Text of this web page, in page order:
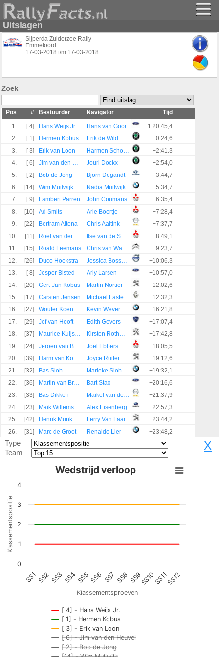
Uitslagen
Sijperda Zuiderzee Rally
Emmeloord
17-03-2018 t/m 17-03-2018
Zoek
Pos # Bestuurder Navigator
Tijd
1.
[ 4] Hans Weijs Jr. Hans van Goor
1:20:45,4
2.
[ 1] Hermen Kobus Erik de Wild
+0:24,6
3.
[ 3] Erik van Loon Harmen Scholtalbers
+2:41,3
4.
[ 6] Jim van den Heuvel Jouri Dockx
+2:54,0
5.
[ 2] Bob de Jong Bjorn Degandt
+3:44,7
6.
[14] Wim Muilwijk Nadia Muilwijk
+5:34,7
7.
[ 9] Lambert Parren John Coumans
+6:35,4
8.
[10] Ad Smits Arie Boertje
+7:28,4
9.
[22] Bertram Altena Chris Aaltink
+7:37,7
10.
[11] Roel van der Zanden Ilse van de Sande
+8:49,1
11.
[15] Roald Leemans Chris van Waardenburg
+9:23,7
12.
[26] Duco Hoekstra Jessica Bosscha
+10:06,3
13.
[ 8] Jesper Bisted Arly Larsen
+10:57,0
14.
[20] Gert-Jan Kobus Martin Nortier
+12:02,6
15.
[17] Carsten Jensen Michael Fasterholdt
+12:32,3
16.
[27] Wouter Koenderink Kevin Wever
+16:21,8
17.
[29] Jef van Hooft Edith Gevers
+17:07,4
18.
[37] Maurice Kuijstermans Kirsten Rothman
+17:42,8
19.
[24] Jeroen van Beugen Joël Ebbers
+18:05,5
20.
[39] Harm van Koppen Joyce Ruiter
+19:12,6
21.
[32] Bas Slob Marieke Slob
+19:32,1
22.
[36] Martin van Brussel Bart Stax
+20:16,6
23.
[33] Bas Dikken Maikel van den Noort
+21:37,9
24.
[23] Maik Willems Alex Eisenberg
+22:57,3
25.
[42] Henrik Munk Hansen Ferry Van Laar
+23:44,2
26.
[31] Marc de Groot Renaldo Lier +23:48,2
X
Type
Team
Klassementsproeven
Klassementspositie
Wedstrijd verloop
[ 4] - Hans Weijs Jr.
[ 1] - Hermen Kobus
[ 3] - Erik van Loon
[ 6] - Jim van den Heuvel
[ 2] - Bob de Jong
SS1 SS2 SS3 SS4 SS5 SS6 SS7 SS8 SS9SS10SS11SS12
0
1
2
3
4